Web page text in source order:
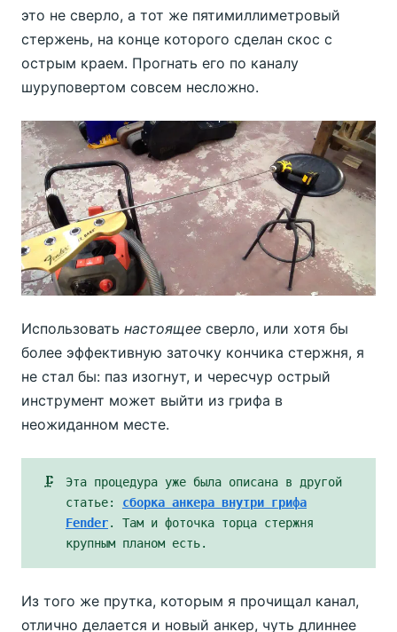
это не сверло, а тот же пятимиллиметровый
стержень, на конце которого сделан скос с
острым краем. Прогнать его по каналу
шуруповертом совсем несложно.
Использовать настоящее сверло, или хотя бы
более эффективную заточку кончика стержня, я
не стал бы: паз изогнут, и чересчур острый
инструмент может выйти из грифа в
неожиданном месте.
🗜
Эта процедура уже была описана в другой
статье: сборка анкера внутри грифа
Fender. Там и фоточка торца стержня
крупным планом есть.
Из того же прутка, которым я прочищал канал,
отлично делается и новый анкер, чуть длиннее